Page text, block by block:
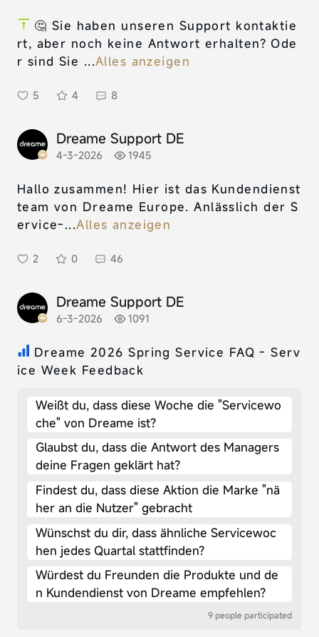
🤔 Sie haben unseren Support kontaktie
rt, aber noch keine Antwort erhalten? Ode
r sind Sie ...Alles anzeigen
5 4 8
Dreame Support DE
4-3-2026 1945
Hallo zusammen! Hier ist das Kundendienst
team von Dreame Europe. Anlässlich der S
ervice-...Alles anzeigen
2 0 46
Dreame Support DE
6-3-2026 1091
Dreame 2026 Spring Service FAQ - Serv
ice Week Feedback
Weißt du, dass diese Woche die "Servicewo
che" von Dreame ist?
Glaubst du, dass die Antwort des Managers
deine Fragen geklärt hat?
Findest du, dass diese Aktion die Marke "nä
her an die Nutzer" gebracht
Wünschst du dir, dass ähnliche Servicewoc
hen jedes Quartal stattfinden?
Würdest du Freunden die Produkte und de
n Kundendienst von Dreame empfehlen?
9 people participated